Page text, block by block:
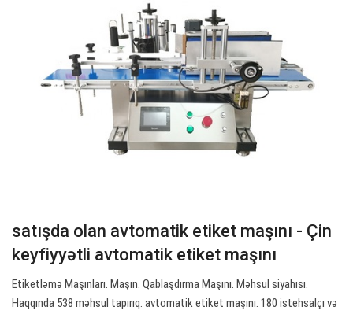
satışda olan avtomatik etiket maşını - Çin
keyfiyyətli avtomatik etiket maşını
Etiketləmə Maşınları. Maşın. Qablaşdırma Maşını. Məhsul siyahısı.
Haqqında 538 məhsul tapırıq. avtomatik etiket maşını. 180 istehsalçı və